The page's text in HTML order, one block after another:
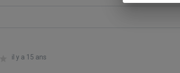
il y a 15 ans